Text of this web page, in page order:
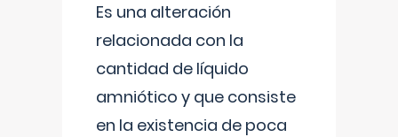
Es una alteración
relacionada con la
cantidad de líquido
amniótico y que consiste
en la existencia de poca